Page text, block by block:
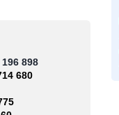
898
680